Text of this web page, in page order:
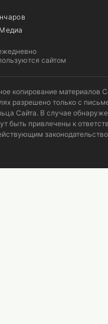
сайтом
копирование материалов
разрешено только с
Сайта. В случае
быть привлечены к